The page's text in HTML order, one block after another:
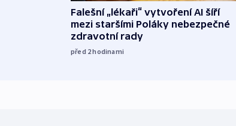
Falešní „lékaři“ vytvoření AI šíří
mezi staršími Poláky nebezpečné
zdravotní rady
před 2hodinami